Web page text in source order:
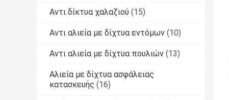
Αντι δίκτυα χαλαζιού (15)
Αντι αλιεία με δίχτυα εντόμων (10)
Αντι αλιεία με δίχτυα πουλιών (13)
Αλιεία με δίχτυα ασφάλειας
κατασκευής (16)